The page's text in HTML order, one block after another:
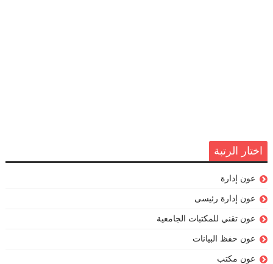
اختار الرتبة
عون إدارة
عون إدارة رئيسى
عون تقني للمكتبات الجامعية
عون حفظ البيانات
عون مكتب